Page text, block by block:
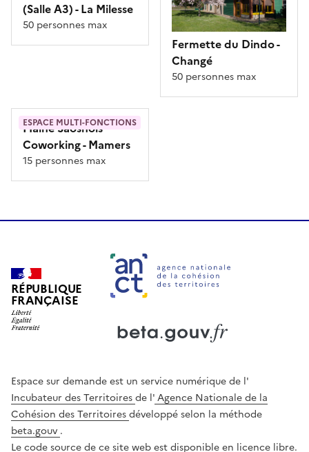
(Salle A3)- La Milesse
50 personnes max
Fermette du Dindo-
Changé
50 personnes max
ESPACE MULTI-FONCTIONS
Maine Saosnois
Coworking- Mamers
15 personnes max
RÉPUBLIQUE
FRANÇAISE
Ouverture dans un nouvel onglet
Espace sur demande est un service numérique de l'
Incubateur des Territoiresde l'Agence Nationale de la
Cohésion des Territoiresdéveloppé selon la méthode
beta.gouv .
Le code source de ce site web est disponible en licence libre.